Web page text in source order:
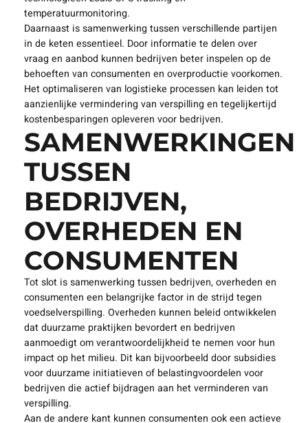
temperatuurmonitoring.
Daarnaast is samenwerking tussen verschillende partijen
in de keten essentieel. Door informatie te delen over
vraag en aanbod kunnen bedrijven beter inspelen op de
behoeften van consumenten en overproductie voorkomen.
Het optimaliseren van logistieke processen kan leiden tot
aanzienlijke vermindering van verspilling en tegelijkertijd
kostenbesparingen opleveren voor bedrijven.
SAMENWERKINGEN
TUSSEN
BEDRIJVEN,
OVERHEDEN EN
CONSUMENTEN
Tot slot is samenwerking tussen bedrijven, overheden en
consumenten een belangrijke factor in de strijd tegen
voedselverspilling. Overheden kunnen beleid ontwikkelen
dat duurzame praktijken bevordert en bedrijven
aanmoedigt om verantwoordelijkheid te nemen voor hun
impact op het milieu. Dit kan bijvoorbeeld door subsidies
voor duurzame initiatieven of belastingvoordelen voor
bedrijven die actief bijdragen aan het verminderen van
verspilling.
Aan de andere kant kunnen consumenten ook een actieve